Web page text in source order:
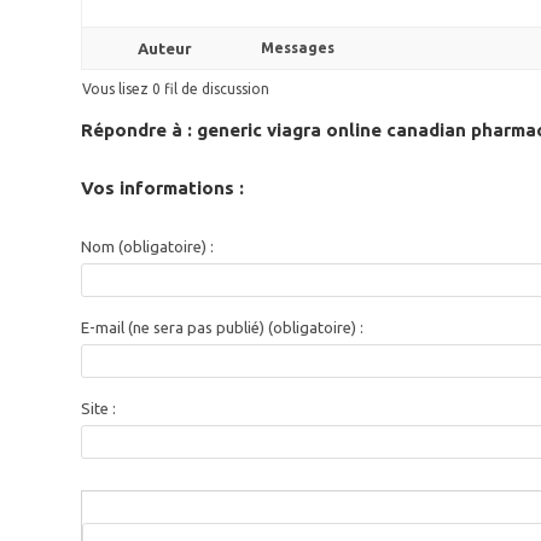
Auteur Messages
Vous lisez 0 fil de discussion
Répondre à : generic viagra online canadian
Vos informations :
Nom (obligatoire) :
E-mail (ne sera pas publié) (obligatoire) :
Site :